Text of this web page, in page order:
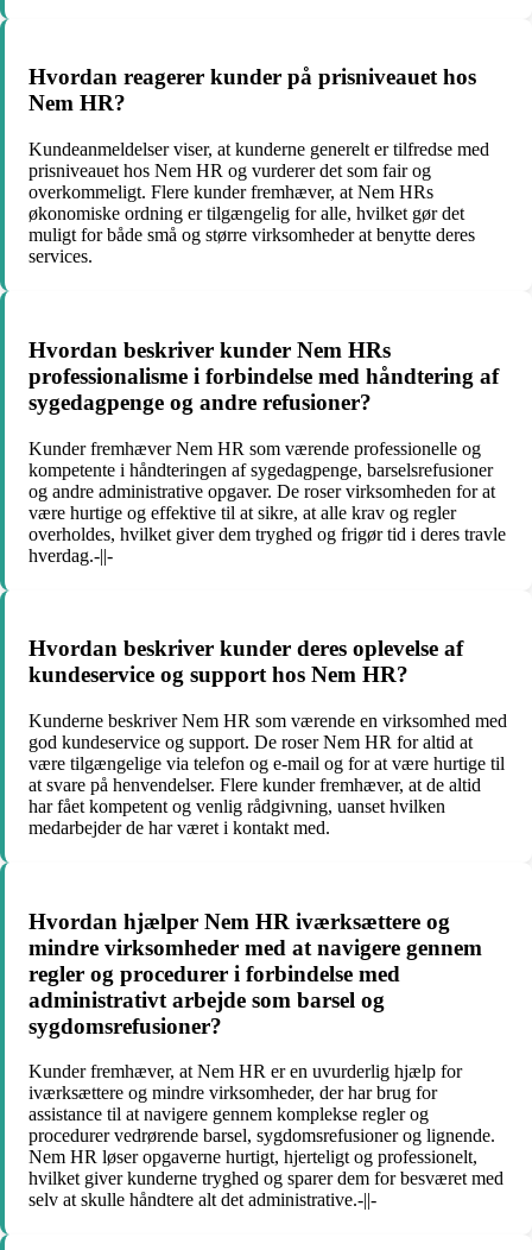
Hvordan reagerer kunder på prisniveauet hos
Nem HR?
Kundeanmeldelser viser, at kunderne generelt er tilfredse med
prisniveauet hos Nem HR og vurderer det som fair og
overkommeligt. Flere kunder fremhæver, at Nem HRs
økonomiske ordning er tilgængelig for alle, hvilket gør det
muligt for både små og større virksomheder at benytte deres
services.
Hvordan beskriver kunder Nem HRs
professionalisme i forbindelse med håndtering af
sygedagpenge og andre refusioner?
Kunder fremhæver Nem HR som værende professionelle og
kompetente i håndteringen af sygedagpenge, barselsrefusioner
og andre administrative opgaver. De roser virksomheden for at
være hurtige og effektive til at sikre, at alle krav og regler
overholdes, hvilket giver dem tryghed og frigør tid i deres travle
hverdag.-||-
Hvordan beskriver kunder deres oplevelse af
kundeservice og support hos Nem HR?
Kunderne beskriver Nem HR som værende en virksomhed med
god kundeservice og support. De roser Nem HR for altid at
være tilgængelige via telefon og e-mail og for at være hurtige til
at svare på henvendelser. Flere kunder fremhæver, at de altid
har fået kompetent og venlig rådgivning, uanset hvilken
medarbejder de har været i kontakt med.
Hvordan hjælper Nem HR iværksættere og
mindre virksomheder med at navigere gennem
regler og procedurer i forbindelse med
administrativt arbejde som barsel og
sygdomsrefusioner?
Kunder fremhæver, at Nem HR er en uvurderlig hjælp for
iværksættere og mindre virksomheder, der har brug for
assistance til at navigere gennem komplekse regler og
procedurer vedrørende barsel, sygdomsrefusioner og lignende.
Nem HR løser opgaverne hurtigt, hjerteligt og professionelt,
hvilket giver kunderne tryghed og sparer dem for besværet med
selv at skulle håndtere alt det administrative.-||-